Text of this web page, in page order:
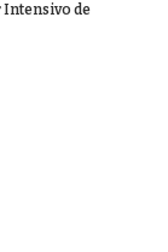
Intensivo de